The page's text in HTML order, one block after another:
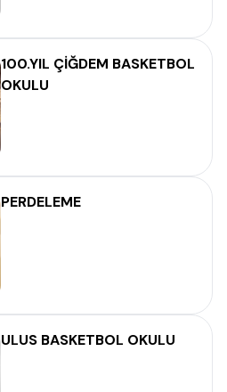
100.YIL ÇİĞDEM BASKETBOL
OKULU
PERDELEME
ULUS BASKETBOL OKULU